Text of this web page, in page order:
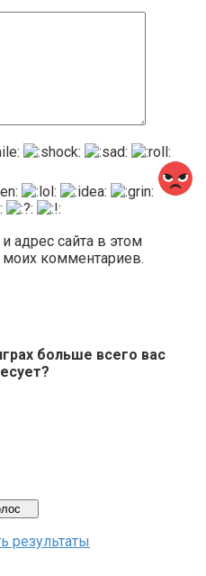
адрес сайта в этом
комментариев.
больше всего вас
результаты